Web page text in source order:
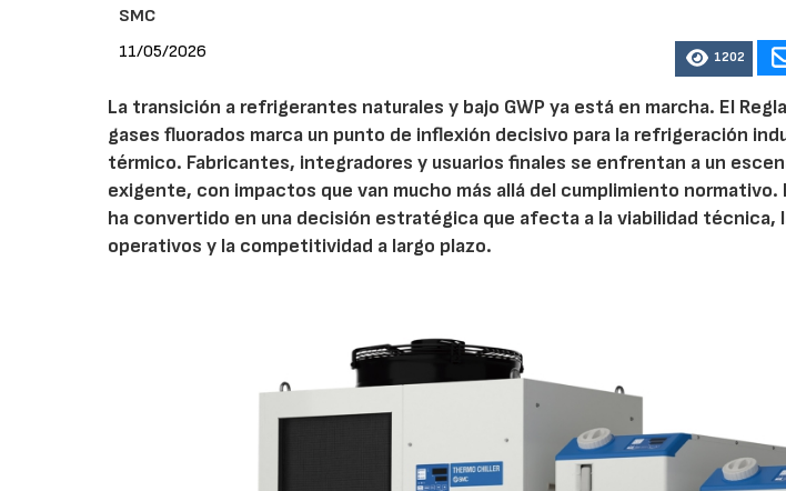
SMC
11/05/2026
1202
La transición a refrigerantes naturales y bajo GWP ya está en marcha. El
gases fluorados marca un punto de inflexión decisivo para la refrigeración
térmico. Fabricantes, integradores y usuarios finales se enfrentan a un
exigente, con impactos que van mucho más allá del cumplimiento
ha convertido en una decisión estratégica que afecta a la viabilidad técnica,
operativos y la competitividad a largo plazo.